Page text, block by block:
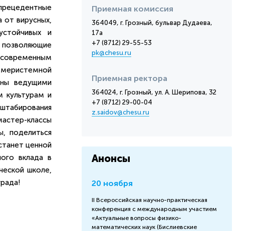
вирусных,
и
ведущими
культурам и
классы
поделиться
ценной
вклада в
школе,
Приемная комиссия
364049, г. Грозный, бульвар Дудаева,
17а
+7 (8712) 29-55-53
pk@chesu.ru
Приемная ректора
364024, г. Грозный, ул. А. Шерипова, 32
+7 (8712) 29-00-04
z.saidov@chesu.ru
Анонсы
20 ноября
II Всероссийская научно-практическая
конференция с международным участием
«Актуальные вопросы физико-
математических наук (Бислиевские